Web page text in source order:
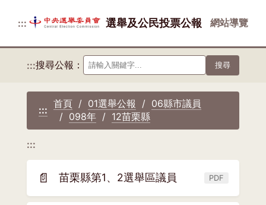
::: 選舉及公民投票公報 網站導覽
:::搜尋公報： 搜尋
:::
首頁 01選舉公報
06縣市議員
098年
12苗栗縣
:::
📄 苗栗縣第1、2選舉區議員 PDF
(另
開